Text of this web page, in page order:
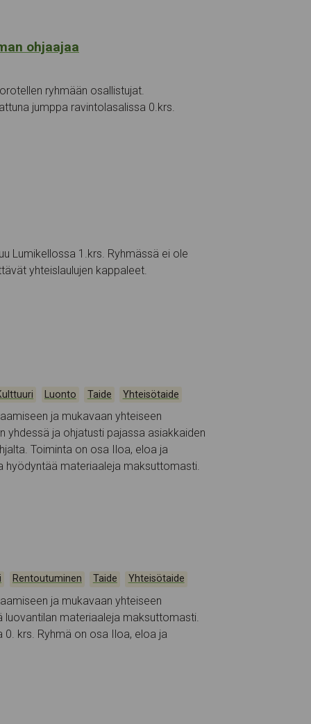
ohjaajaa
ryhmään osallistujat.
jumppa ravintolasalissa 0.krs.
Lumikellossa 1.krs. Ryhmässä ei ole
yhteislaulujen kappaleet.
Luonto Taide Yhteisötaide
ja mukavaan yhteiseen
yhdessä ja ohjatusti pajassa asiakkaiden
Toiminta on osa Iloa, eloa ja
hyödyntää materiaaleja maksuttomasti.
Rentoutuminen Taide Yhteisötaide
ja mukavaan yhteiseen
materiaaleja maksuttomasti.
0. krs. Ryhmä on osa Iloa, eloa ja